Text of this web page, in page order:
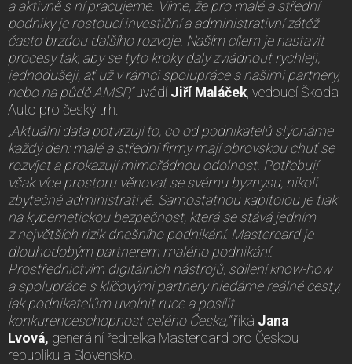
a aktivně s ní pracujeme. Víme, že pro malé a střední
podniky je rostoucí investiční a administrativní zátěž
často brzdou dalšího rozvoje. Naším cílem je nastavit
procesy tak, aby se tyto kroky daly zvládnout rychleji,
jednodušeji, ať už v rámci spolupráce s našimi partnery,
nebo na půdě AMSP,“uvádí Jiří Maláček , vedoucí Škoda
Auto pro český trh.
„Aktuální data potvrzují to, co od podnikatelů slýcháme
každý den: malé a střední firmy mají obrovskou chuť se
rozvíjet a prokazují mimořádnou odolnost. Potřebují
však více prostoru věnovat se svému byznysu, nikoli
zbytečné administrativě. Samostatnou kapitolou je tlak
na kybernetickou bezpečnost, která se stává jedním
z největších rizik dnešního podnikání. Mastercard je
dlouhodobým partnerem malého podnikání.
Prostřednictvím digitálních nástrojů, sdílení know-how
a spolupráce s klíčovými partnery hledáme reálné cesty,
jak podnikatelům uvolnit ruce a posílit
konkurenceschopnost celého Česka,“říká Jana
Lvová, generální ředitelka Mastercard pro Českou
republiku a Slovensko.